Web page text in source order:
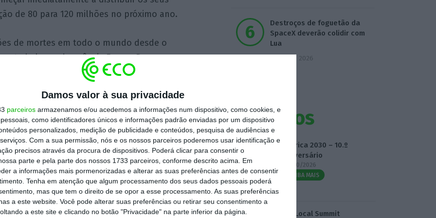
Damos valor à sua privacidade
parceiros armazenamos e/ou acedemos a informações num dispositivo, como cookies, e
como identificadores únicos e informações padrão enviadas por um dispositivo
personalizados, medição de publicidade e conteúdos, pesquisa de audiências e
Com a sua permissão, nós e os nossos parceiros poderemos usar identificação e
precisos através da procura de dispositivos. Poderá clicar para consentir o
parte e pela parte dos nossos 1733 parceiros, conforme descrito acima. Em
a informações mais pormenorizadas e alterar as suas preferências antes de consentir
Tenha em atenção que algum processamento dos seus dados pessoais poderá
mas que tem o direito de se opor a esse processamento. As suas preferências
a este website. Você pode alterar suas preferências ou retirar seu consentimento a
a este site e clicando no botão "Privacidade" na parte inferior da página.
de 80 para 120 milhões no próximo ano.
de mortes em todo o mundo desde o
balanço da agência France-Presse.
18.823 pessoas e foram
segundo dados da Direção-Geral da
SARS-CoV-2, detetado no final
China, e atualmente com variantes
como preocupante pela Organização
Destroços de foguetão da
SpaceX deverão colidir com
Lua
5 Agosto 2026
Eventos
Fábrica 2030 – 10.º
Aniversário
14/10/2026
SAIBA MAIS
3.º Local Summit